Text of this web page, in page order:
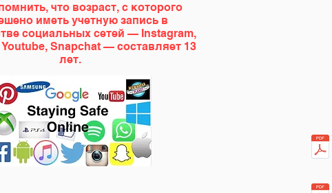
что возраст, с которого
иметь учетную запись в
социальных сетей — Instagram,
Snapchat — составляет 13
лет.